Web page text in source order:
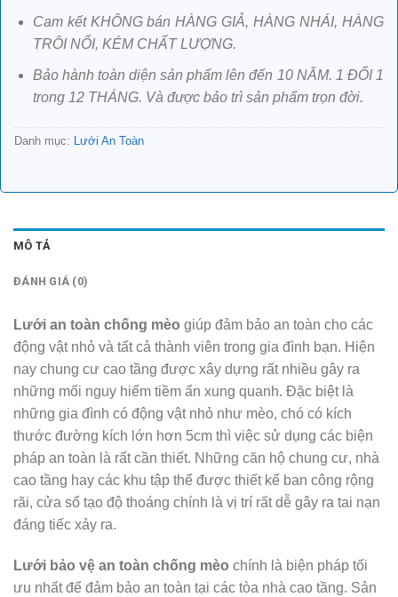
Cam kết KHÔNG bán HÀNG GIẢ, HÀNG NHÁI, HÀNG
TRÔI NỔI, KÉM CHẤT LƯỢNG.
Bảo hành toàn diện sản phẩm lên đến 10 NĂM. 1 ĐỔI 1
trong 12 THÁNG. Và được bảo trì sản phẩm trọn đời.
Danh mục: Lưới An Toàn
MÔ TẢ
ĐÁNH GIÁ (0)
Lưới an toàn chống mèo giúp đảm bảo an toàn cho các
động vật nhỏ và tất cả thành viên trong gia đình bạn. Hiện
nay chung cư cao tầng được xây dựng rất nhiều gây ra
những mối nguy hiểm tiềm ẩn xung quanh. Đặc biệt là
những gia đình có động vật nhỏ như mèo, chó có kích
thước đường kích lớn hơn 5cm thì việc sử dụng các biện
pháp an toàn là rất cần thiết. Những căn hộ chung cư, nhà
cao tầng hay các khu tập thể được thiết kế ban công rộng
rãi, cửa sổ tạo độ thoáng chính là vị trí rất dễ gây ra tai nạn
đáng tiếc xảy ra.
Lưới bảo vệ an toàn chống mèo chính là biện pháp tối
ưu nhất để đảm bảo an toàn tại các tòa nhà cao tầng. Sản